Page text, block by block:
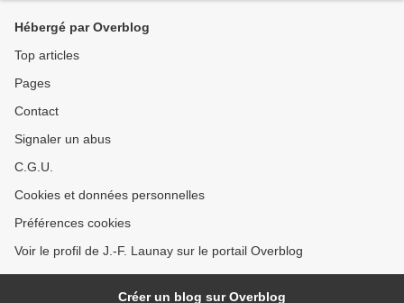
Hébergé par Overblog
Top articles
Pages
Contact
Signaler un abus
C.G.U.
Cookies et données personnelles
Préférences cookies
Voir le profil de J.-F. Launay sur le portail Overblog
Créer un blog sur Overblog